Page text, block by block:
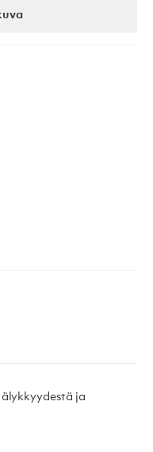
ja